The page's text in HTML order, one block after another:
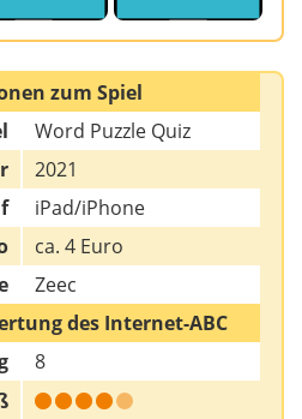
zum Spiel
Word Puzzle Quiz
2021
iPad/iPhone
ca. 4 Euro
Zeec
des Internet-ABC
8